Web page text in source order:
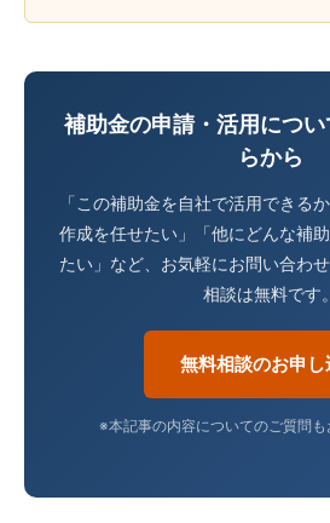
補助金の申請・活用につ
らから
「この補助金を自社で活用できる
作成を任せたい」「他にどんな補
たい」など、お気軽にお問い合わ
相談は無料です。
無料相談のお申し
※本記事の内容についてのご質問